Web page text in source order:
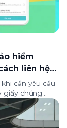
hiểm
liên hệ
cần yêu cầu
giấy chứng
hợp đầy đủ các
và hỗ trợ